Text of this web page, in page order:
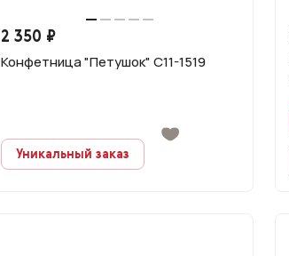
2 350 ₽
Конфетница "Петушок" С11-1519
Уникальный заказ